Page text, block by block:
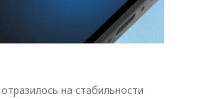
на стабильности